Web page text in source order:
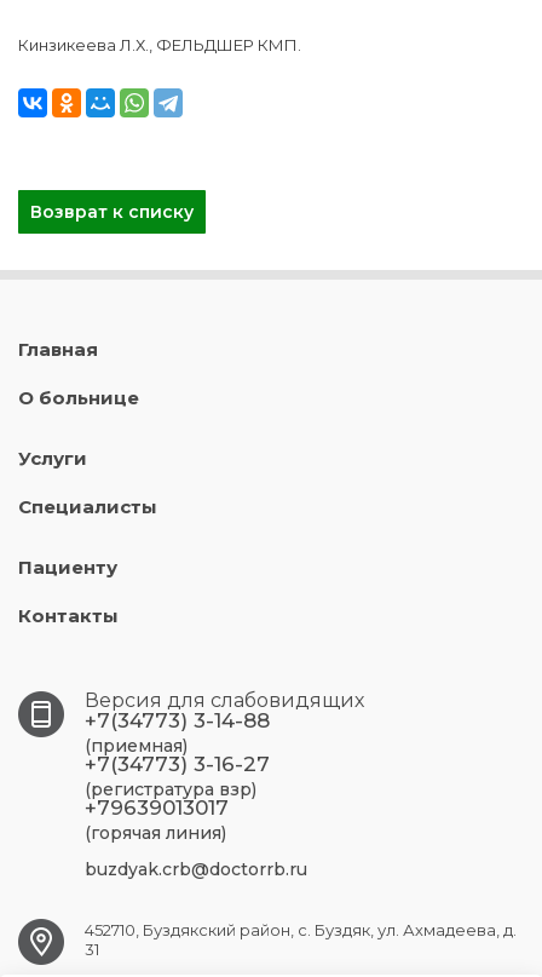
Кинзикеева Л.Х., ФЕЛЬДШЕР КМП.
Возврат к списку
Главная
О больнице
Услуги
Специалисты
Пациенту
Контакты
Версия для слабовидящих
+7(34773) 3-14-88
(приемная)
+7(34773) 3-16-27
(регистратура взр)
+79639013017
(горячая линия)
buzdyak.crb@doctorrb.ru
452710, Буздякский район, с. Буздяк, ул. Ахмадеева, д.
31